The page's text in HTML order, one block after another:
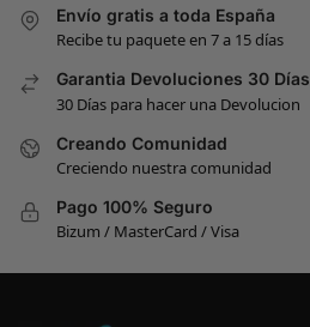
Envío gratis a toda España
Recibe tu paquete en 7 a 15 días
Garantia Devoluciones 30 Días
30 Días para hacer una Devolucion
Creando Comunidad
Creciendo nuestra comunidad
Pago 100% Seguro
Bizum / MasterCard / Visa